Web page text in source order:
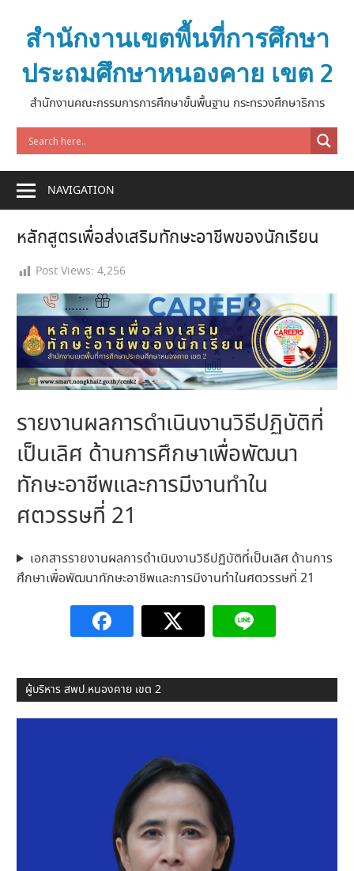
contentสำนักงานเขตพื้นที่การศึกษา
ประถมศึกษาหนองคาย เขต 2
สำนักงานคณะกรรมการการศึกษาขั้นพื้นฐาน กระทรวงศึกษาธิการ
NAVIGATION
หลักสูตรเพื่อส่งเสริมทักษะอาชีพของนักเรียน
Post Views: 4,256
รายงานผลการดำเนินงานวิธีปฏิบัติที่
เป็นเลิศ ด้านการศึกษาเพื่อพัฒนา
ทักษะอาชีพและการมีงานทำใน
ศตวรรษที่ 21
เอกสารรายงานผลการดำเนินงานวิธีปฏิบัติที่เป็นเลิศ ด้านการ
ศึกษาเพื่อพัฒนาทักษะอาชีพและการมีงานทำในศตวรรษที่ 21
ผู้บริหาร สพป.หนองคาย เขต 2